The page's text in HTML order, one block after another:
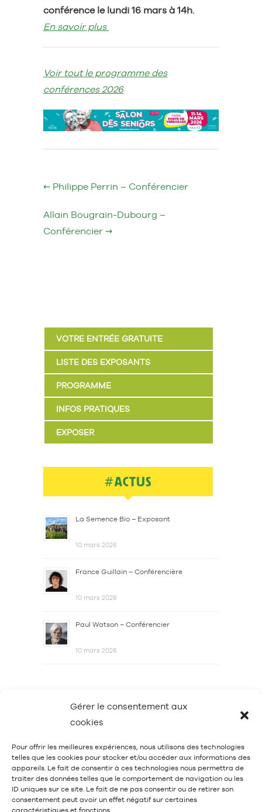
Gérer le consentement aux
cookies
Pour offrir les meilleures expériences, nous utilisons des technologies
telles que les cookies pour stocker et/ou accéder aux informations des
appareils. Le fait de consentir à ces technologies nous permettra de
traiter des données telles que le comportement de navigation ou les
ID uniques sur ce site. Le fait de ne pas consentir ou de retirer son
consentement peut avoir un effet négatif sur certaines
caractéristiques et fonctions.
conférence le lundi 16 mars à 14h.
En savoir plus
Voir tout le programme des
conférences 2026
← Philippe Perrin – Conférencier
Allain Bougrain-Dubourg –
Conférencier →
VOTRE ENTRÉE GRATUITE
LISTE DES EXPOSANTS
PROGRAMME
INFOS PRATIQUES
EXPOSER
#ACTUS
La Semence Bio – Exposant
10 mars 2026
France Guillain – Conférencière
10 mars 2026
Paul Watson – Conférencier
10 mars 2026
Mentions légales et données personnelles